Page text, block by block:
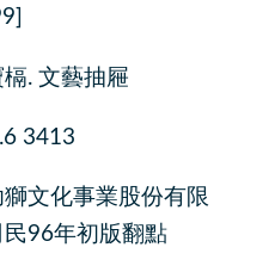
槅. 文藝抽屜
3413
文化事業股份有限
民96年初版翻點